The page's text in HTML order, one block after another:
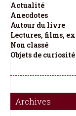
Actualité
Anecdotes
Autour du livre
Lectures, films,
Non classé
Objets de curiosité
Archives